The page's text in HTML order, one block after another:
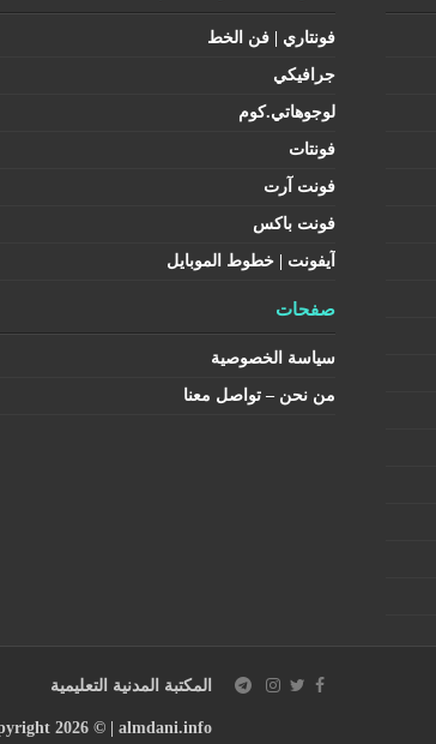
فونتاري | فن الخط
جرافيكي
لوجوهاتي.كوم
فونتات
فونت آرت
فونت باكس
آيفونت | خطوط الموبايل
صفحات
سياسة الخصوصية
من نحن – تواصل معنا
المكتبة المدنية التعليمية
2026 © | almdani.info